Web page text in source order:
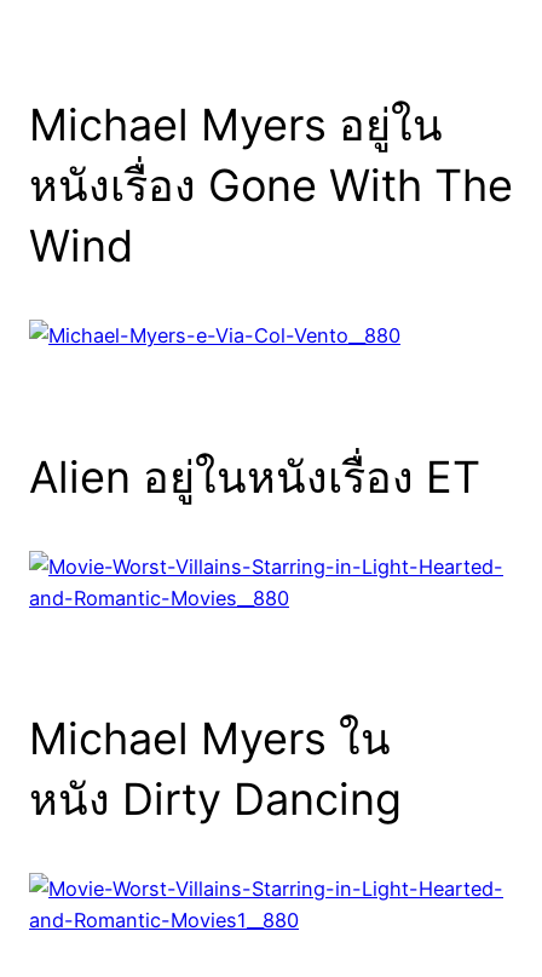
Michael Myers อยู่ใน
หนังเรื่อง Gone With The
Wind
Alien อยู่ในหนังเรื่อง ET
Michael Myers ใน
หนัง Dirty Dancing